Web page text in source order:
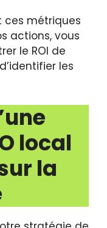
ces métriques
actions, vous
le ROI de
les
local
la